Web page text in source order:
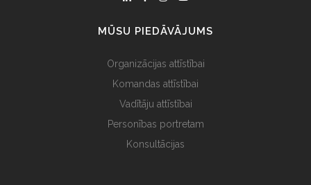
MŪSU PIEDĀVĀJUMS
Organizācijas attīstībai
Komandas attīstībai
Vadītāju attīstībai
Personības portretam
Konsultācijas